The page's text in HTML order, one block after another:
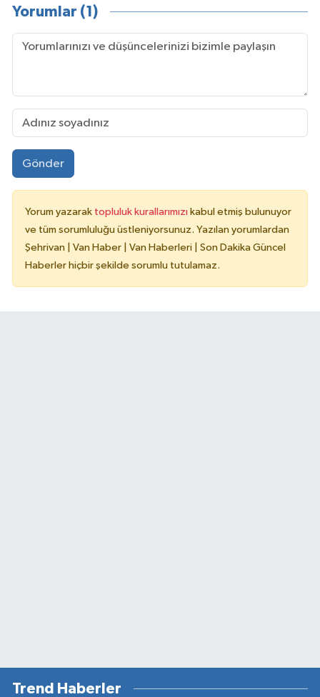
Yorumlar (1)
Gönder
Yorum yazarak topluluk kurallarımızı kabul etmiş bulunuyor
ve tüm sorumluluğu üstleniyorsunuz. Yazılan yorumlardan
Şehrivan | Van Haber | Van Haberleri | Son Dakika Güncel
Haberler hiçbir şekilde sorumlu tutulamaz.
Trend Haberler